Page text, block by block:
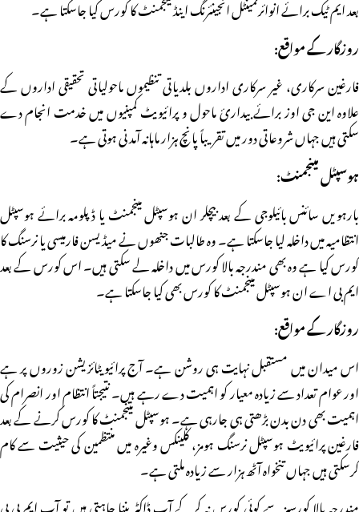
بعد ایم ٹیک برائے انوائرنمینٹل انجینئرنگ اینڈ مینجمنٹ کا کورس کیا جاسکتا ہے۔
روزگار کے مواقع:
فارغین سرکاری، غیر سرکاری اداروں بلدیاتی تنظیموں ماحولیاتی تحقیقی اداروں کے
علاوہ این جی اوز برائے بیداریٔ ماحول و پرائیویٹ کمپنیوں میں خدمت انجام دے
سکتی ہیں جہاں شروعاتی دور میں تقریباً پانچ ہزار ماہانہ آمدنی ہوتی ہے۔
ہوسپٹل مینجمنٹ:
بارہویں سائنس بائیلوجی کے بعد بیچلر ان ہوسپٹل مینجمنٹ یا ڈپلومہ برائے ہوسپٹل
انتظامیہ میں داخلہ لیا جاسکتا ہے۔ وہ طالبات جنھوں نے میڈیسن فارمیسی یا نرسنگ کا
کورس کیا ہے وہ بھی مندرجہ بالا کورس میں داخلہ لے سکتی ہیں۔ اس کورس کے بعد
ایم بی اے ان ہوسپٹل مینجمنٹ کا کورس بھی کیا جاسکتا ہے۔
روزگار کے مواقع:
اس میدان میں مستقبل نہایت ہی روشن ہے۔ آج پرائیویٹائزیشن زوروں پر ہے
اور عوام تعداد سے زیادہ معیار کو اہمیت دے رہے ہیں۔ نتیجتاً انتظام اور انصرام کی
اہمیت بھی دن بدن بڑھتی ہی جارہی ہے۔ ہوسپٹل مینجمنٹ کا کورس کرنے کے بعد
فارغین پرائیویٹ ہوسپٹل نرسنگ ہومز، کلینکس وغیرہ میں منتظمین کی حیثیت سے کام
کرسکتی ہیں جہاں تنخواہ آٹھ ہزار سے زیادہ ملتی ہے۔
مندرجہ بالا کورسیز سے کوئی کورس نہ کرکے آپ ڈاکٹر بننا چاہتی ہیں تو آپ ایم بی بی